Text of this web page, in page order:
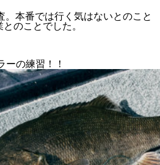
。本番では行く気はないとのこと
のことでした。
ーの練習！！